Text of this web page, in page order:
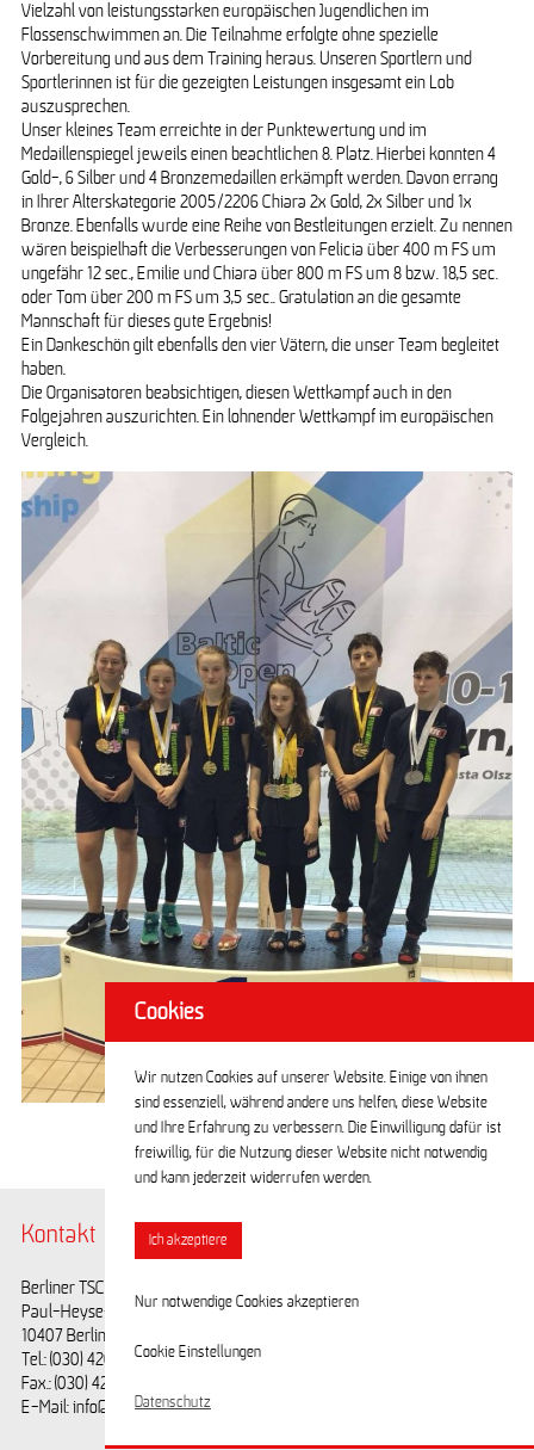
Vielzahl von leistungsstarken europäischen Jugendlichen im
Flossenschwimmen an. Die Teilnahme erfolgte ohne spezielle
Vorbereitung und aus dem Training heraus. Unseren Sportlern und
Sportlerinnen ist für die gezeigten Leistungen insgesamt ein Lob
auszusprechen.
Unser kleines Team erreichte in der Punktewertung und im
Medaillenspiegel jeweils einen beachtlichen 8. Platz. Hierbei konnten 4
Gold-, 6 Silber und 4 Bronzemedaillen erkämpft werden. Davon errang
in Ihrer Alterskategorie 2005/2206 Chiara 2x Gold, 2x Silber und 1x
Bronze. Ebenfalls wurde eine Reihe von Bestleitungen erzielt. Zu nennen
wären beispielhaft die Verbesserungen von Felicia über 400 m FS um
ungefähr 12 sec., Emilie und Chiara über 800 m FS um 8 bzw. 18,5 sec.
oder Tom über 200 m FS um 3,5 sec.. Gratulation an die gesamte
Mannschaft für dieses gute Ergebnis!
Ein Dankeschön gilt ebenfalls den vier Vätern, die unser Team begleitet
haben.
Die Organisatoren beabsichtigen, diesen Wettkampf auch in den
Folgejahren auszurichten. Ein lohnender Wettkampf im europäischen
Vergleich.
Kontakt
Berliner TSC e.V.
Paul-Heyse-Straße 25
10407 Berlin
Tel.: (030) 42028593
Fax.: (030) 42028594
E-Mail: info@berlinertsc.de
Youtube
Cookies
Wir nutzen Cookies auf unserer Website. Einige von ihnen
sind essenziell, während andere uns helfen, diese Website
und Ihre Erfahrung zu verbessern. Die Einwilligung dafür ist
freiwillig, für die Nutzung dieser Website nicht notwendig
und kann jederzeit widerrufen werden.
Ich akzeptiere
Nur notwendige Cookies akzeptieren
Cookie Einstellungen
Datenschutz